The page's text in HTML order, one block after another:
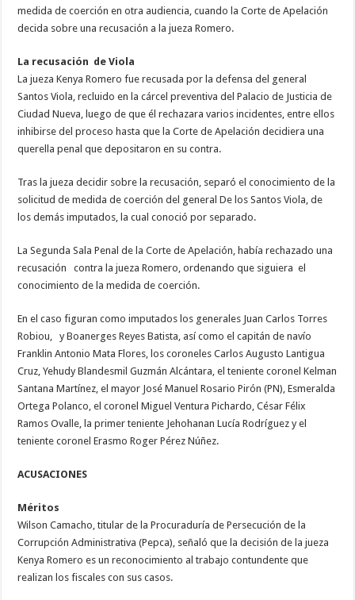
medida de coerción en otra audiencia, cuando la Corte de Apelación
decida sobre una recusación a la jueza Romero.
La recusación de Viola
La jueza Kenya Romero fue recusada por la defensa del general
Santos Viola, recluido en la cárcel preventiva del Palacio de Justicia de
Ciudad Nueva, luego de que él rechazara varios incidentes, entre ellos
inhibirse del proceso hasta que la Corte de Apelación decidiera una
querella penal que depositaron en su contra.
Tras la jueza decidir sobre la recusación, separó el conocimiento de la
solicitud de medida de coerción del general De los Santos Viola, de
los demás imputados, la cual conoció por separado.
La Segunda Sala Penal de la Corte de Apelación, había rechazado una
recusación contra la jueza Romero, ordenando que siguiera el
conocimiento de la medida de coerción.
En el caso figuran como imputados los generales Juan Carlos Torres
Robiou, y Boanerges Reyes Batista, así como el capitán de navío
Franklin Antonio Mata Flores, los coroneles Carlos Augusto Lantigua
Cruz, Yehudy Blandesmil Guzmán Alcántara, el teniente coronel Kelman
Santana Martínez, el mayor José Manuel Rosario Pirón (PN), Esmeralda
Ortega Polanco, el coronel Miguel Ventura Pichardo, César Félix
Ramos Ovalle, la primer teniente Jehohanan Lucía Rodríguez y el
teniente coronel Erasmo Roger Pérez Núñez.
ACUSACIONES
Méritos
Wilson Camacho, titular de la Procuraduría de Persecución de la
Corrupción Administrativa (Pepca), señaló que la decisión de la jueza
Kenya Romero es un reconocimiento al trabajo contundente que
realizan los fiscales con sus casos.